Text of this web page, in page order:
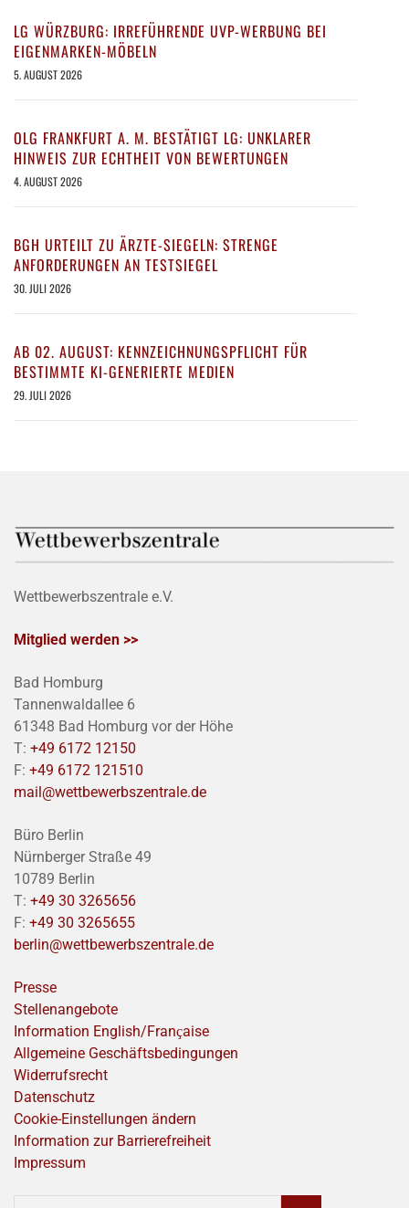
LG WÜRZBURG: IRREFÜHRENDE UVP-WERBUNG BEI
EIGENMARKEN-MÖBELN
5. AUGUST 2026
OLG FRANKFURT A. M. BESTÄTIGT LG: UNKLARER
HINWEIS ZUR ECHTHEIT VON BEWERTUNGEN
4. AUGUST 2026
BGH URTEILT ZU ÄRZTE-SIEGELN: STRENGE
ANFORDERUNGEN AN TESTSIEGEL
30. JULI 2026
AB 02. AUGUST: KENNZEICHNUNGSPFLICHT FÜR
BESTIMMTE KI-GENERIERTE MEDIEN
29. JULI 2026
Wettbewerbszentrale e.V.
Mitglied werden >>
Bad Homburg
Tannenwaldallee 6
61348 Bad Homburg vor der Höhe
T: +49 6172 12150
F: +49 6172 121510
mail@wettbewerbszentrale.de
Büro Berlin
Nürnberger Straße 49
10789 Berlin
T: +49 30 3265656
F: +49 30 3265655
berlin@wettbewerbszentrale.de
Presse
Stellenangebote
Information English/Franҫaise
Allgemeine Geschäftsbedingungen
Widerrufsrecht
Datenschutz
Cookie-Einstellungen ändern
Information zur Barrierefreiheit
Impressum